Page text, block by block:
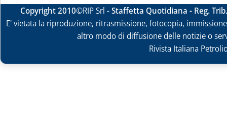
Copyright 2010©RIP Srl -Staffetta Quotidiana - Reg.
E' vietata la riproduzione, ritrasmissione, fotocopia,
altro modo di diffusione delle notizie o
Rivista Italiana